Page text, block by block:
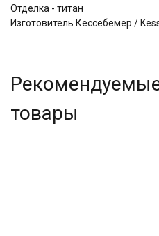
Отделка - титан
Изготовитель Кессебёмер /
товары